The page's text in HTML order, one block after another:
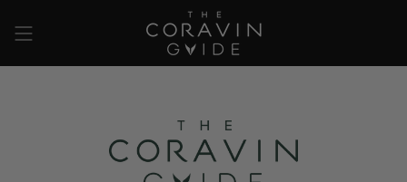
au
contenu
de